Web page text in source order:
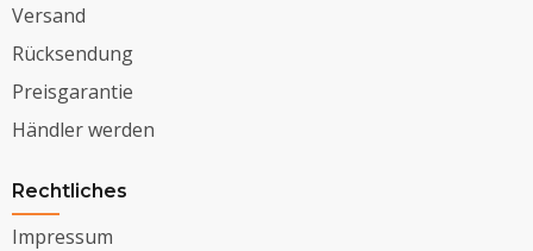
Versand
Rücksendung
Preisgarantie
Händler werden
Rechtliches
Impressum